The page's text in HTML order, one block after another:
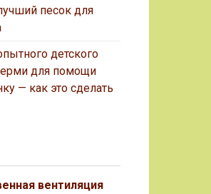
песок для
детского
для помощи
— как это сделать
вентиляция